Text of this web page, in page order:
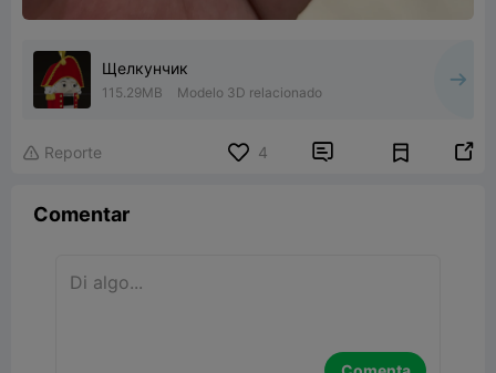
Щелкунчик
115.29MB Modelo 3D relacionado
 Reporte 4  
Comentar